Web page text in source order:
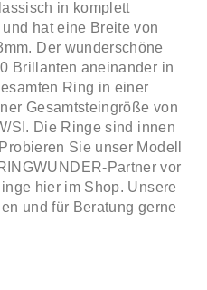
in komplett
hat eine Breite von
Der wunderschöne
Brillanten aneinander in
Ring in einer
Gesamtsteingröße von
SI. Die Ringe sind innen
Sie unser Modell
Partner vor
hier im Shop. Unsere
und für Beratung gerne